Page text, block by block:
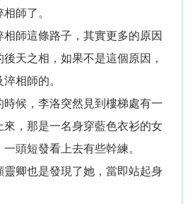
師了。
師這條路子，其實更多的原因
天之相，如果不是這個原因，
相師的。
候，李洛突然見到樓梯處有一
，那是一名身穿藍色衣衫的女
頭短發看上去有些幹練。
卿也是發現了她，當即站起身